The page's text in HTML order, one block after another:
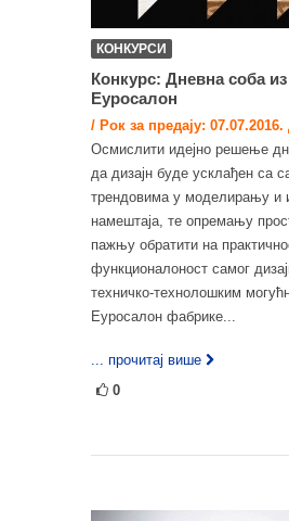
КОНКУРСИ
Конкурс: Дневна соба
Еуросалон
/ Рок за предају:
Осмислити идејно решење
да дизајн буде усклађен са
трендовима у моделирању и
намештаја, те опремању
пажњу обратити на
функционалоност самог
техничко-технолошким
Еуросалон фабрике...
... прочитај више
0